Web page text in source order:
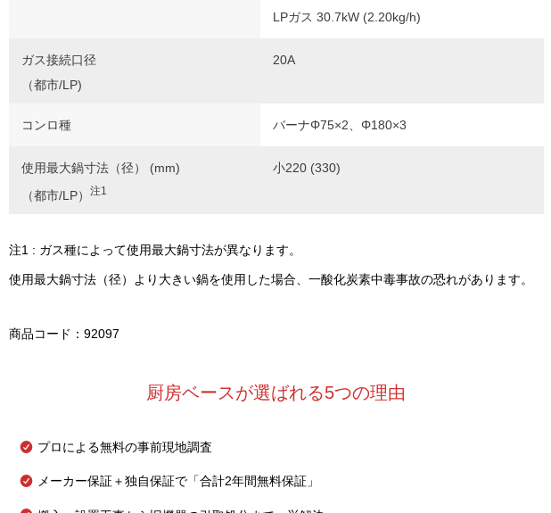
LPガス 30.7kW (2.20kg/h)
ガス接続口径
（都市/LP)
20A
コンロ種 バーナΦ75×2、Φ180×3
使用最大鍋寸法（径） (mm)
（都市/LP）
注1
小220 (330)
注1 : ガス種によって使用最大鍋寸法が異なります。
使用最大鍋寸法（径）より大きい鍋を使用した場合、一酸化炭素中毒事故の恐れがあります。
商品コード：92097
厨房ベースが選ばれる5つの理由
プロによる無料の事前現地調査
メーカー保証＋独自保証で「合計2年間無料保証」